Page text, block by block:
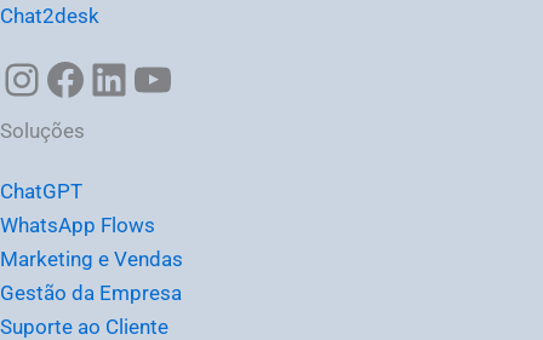
Chat2desk
Soluções
ChatGPT
WhatsApp Flows
Marketing e Vendas
Gestão da Empresa
Suporte ao Cliente